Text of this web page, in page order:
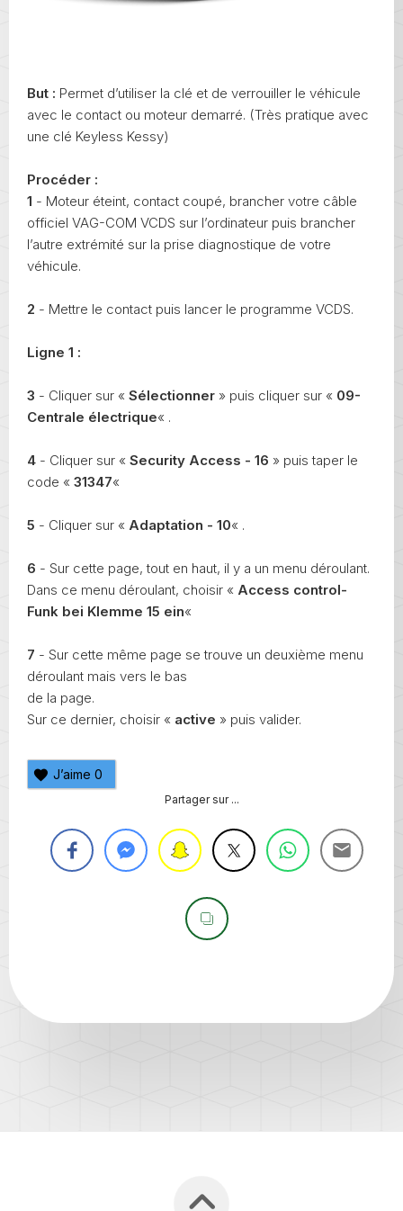
But : Permet d’utiliser la clé et de verrouiller le véhicule
avec le contact ou moteur demarré. (Très pratique avec
une clé Keyless Kessy)
Procéder :
1 - Moteur éteint, contact coupé, brancher votre câble
officiel VAG-COM VCDS sur l’ordinateur puis brancher
l’autre extrémité sur la prise diagnostique de votre
véhicule.
2 - Mettre le contact puis lancer le programme VCDS.
Ligne 1 :
3 - Cliquer sur « Sélectionner » puis cliquer sur « 09-
Centrale électrique« .
4 - Cliquer sur « Security Access - 16 » puis taper le
code « 31347«
5 - Cliquer sur « Adaptation - 10« .
6 - Sur cette page, tout en haut, il y a un menu déroulant.
Dans ce menu déroulant, choisir « Access control-
Funk bei Klemme 15 ein«
7 - Sur cette même page se trouve un deuxième menu
déroulant mais vers le bas
de la page.
Sur ce dernier, choisir « active » puis valider.
J’aime 0
Partager sur ...